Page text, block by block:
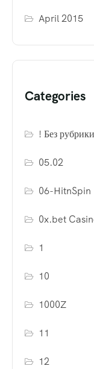
April 2015
Categories
! Без рубрики
05.02
06-HitnSpin
0x.bet
1
10
1000Z
11
12